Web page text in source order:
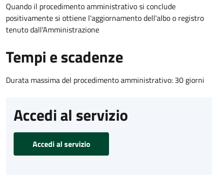
Quando il procedimento amministrativo si conclude
positivamente si ottiene l'aggiornamento dell'albo o registro
tenuto dall'Amministrazione
Tempi e scadenze
Durata massima del procedimento amministrativo: 30 giorni
Accedi al servizio
Accedi al servizio